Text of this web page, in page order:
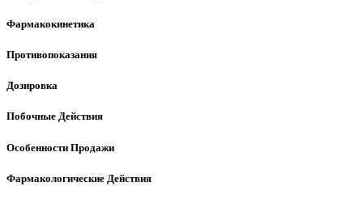
Фармакокинетика
Противопоказания
Дозировка
Побочные Действия
Особенности Продажи
Фармакологические Действия